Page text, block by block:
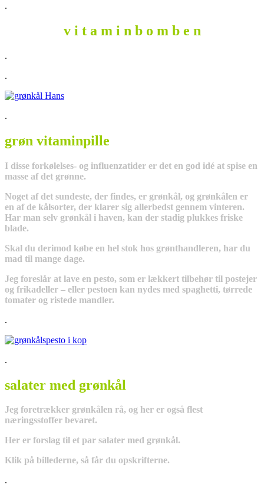
.
v i t a m i n b o m b e n
.
.
.
grøn vitaminpille
I disse forkølelses- og influenzatider er det en god idé at spise en
masse af det grønne.
Noget af det sundeste, der findes, er grønkål, og grønkålen er
en af de kålsorter, der klarer sig allerbedst gennem vinteren.
Har man selv grønkål i haven, kan der stadig plukkes friske
blade.
Skal du derimod købe en hel stok hos grønthandleren, har du
mad til mange dage.
Jeg foreslår at lave en pesto, som er lækkert tilbehør til postejer
og frikadeller – eller pestoen kan nydes med spaghetti, tørrede
tomater og ristede mandler.
.
.
salater med grønkål
Jeg foretrækker grønkålen rå, og her er også flest
næringsstoffer bevaret.
Her er forslag til et par salater med grønkål.
Klik på billederne, så får du opskrifterne.
.